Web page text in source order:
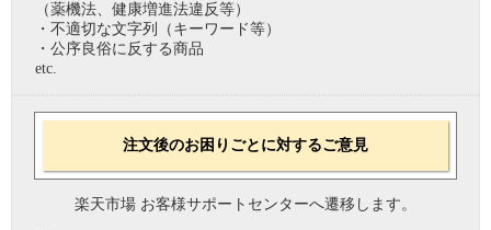
（薬機法、健康増進法違反等）
・不適切な文字列（キーワード等）
・公序良俗に反する商品
etc.
注文後のお困りごとに対するご意見
楽天市場 お客様サポートセンターへ遷移します。